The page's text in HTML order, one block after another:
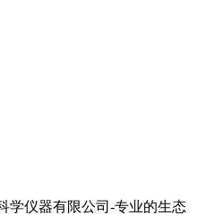
学仪器有限公司-专业的生态